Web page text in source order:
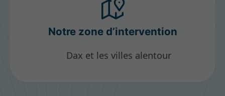
Notre zone d’intervention
Dax et les villes alentour